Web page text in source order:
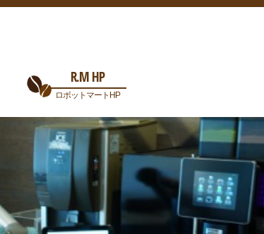
R.M HP
ロボットマートHP